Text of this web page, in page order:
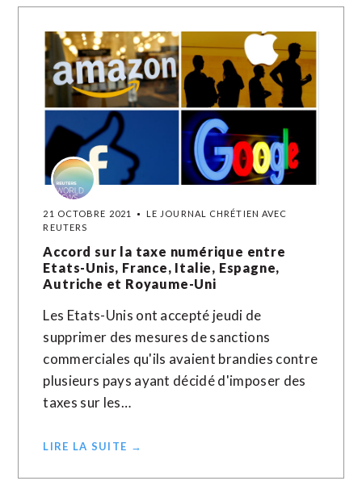
21 OCTOBRE 2021
LE JOURNAL CHRÉTIEN AVEC
REUTERS
Accord sur la taxe numérique entre
Etats-Unis, France, Italie, Espagne,
Autriche et Royaume-Uni
Les Etats-Unis ont accepté jeudi de
supprimer des mesures de sanctions
commerciales qu'ils avaient brandies contre
plusieurs pays ayant décidé d'imposer des
taxes sur les…
LIRE LA SUITE →